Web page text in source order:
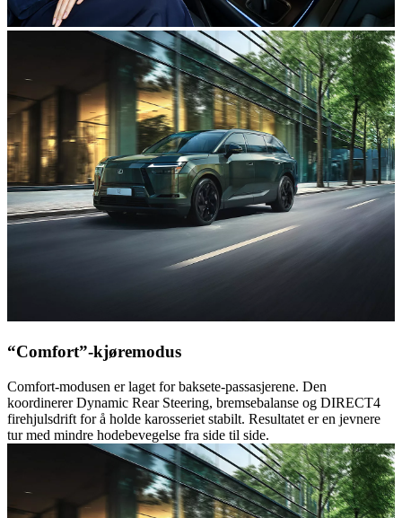
“Comfort”-kjøremodus
Comfort-modusen er laget for baksete-passasjerene. Den
koordinerer Dynamic Rear Steering, bremsebalanse og DIRECT4
firehjulsdrift for å holde karosseriet stabilt. Resultatet er en jevnere
tur med mindre hodebevegelse fra side til side.